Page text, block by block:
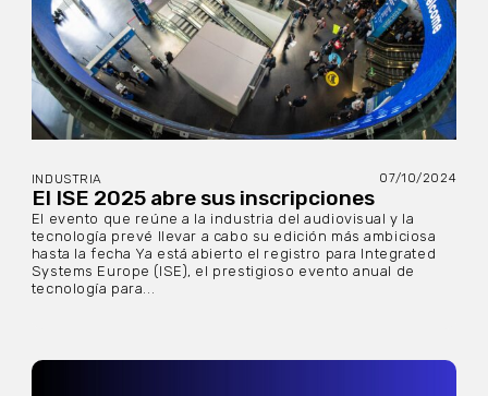
INDUSTRIA 07/10/2024
El ISE 2025 abre sus inscripciones
El evento que reúne a la industria del audiovisual y la
tecnología prevé llevar a cabo su edición más ambiciosa
hasta la fecha Ya está abierto el registro para Integrated
Systems Europe (ISE), el prestigioso evento anual de
tecnología para...